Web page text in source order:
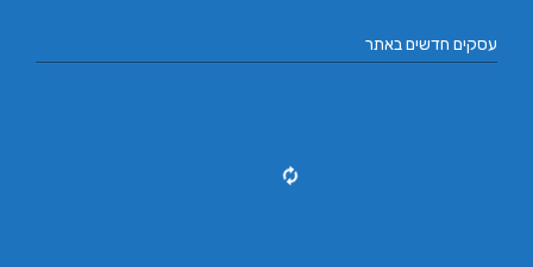
עסקים חדשים באתר